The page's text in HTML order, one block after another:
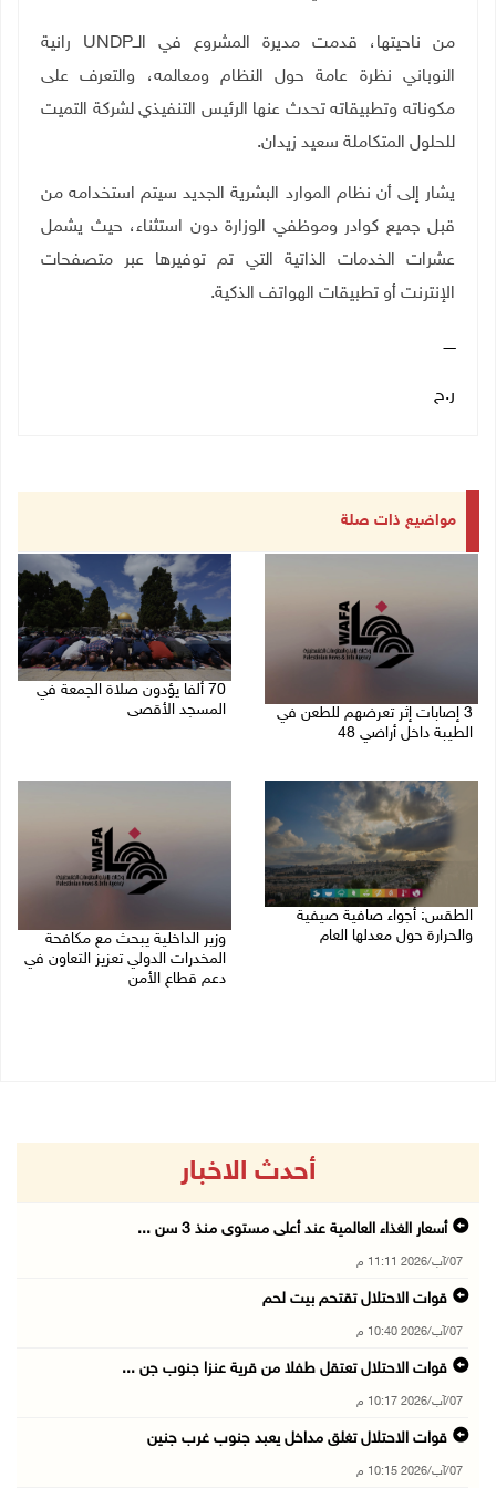
من ناحيتها، قدمت مديرة المشروع في الــUNDP رانية
النوباني نظرة عامة حول النظام ومعالمه، والتعرف على
مكوناته وتطبيقاته تحدث عنها الرئيس التنفيذي لشركة التميت
للحلول المتكاملة سعيد زيدان.
يشار إلى أن نظام الموارد البشرية الجديد سيتم استخدامه من
قبل جميع كوادر وموظفي الوزارة دون استثناء، حيث يشمل
عشرات الخدمات الذاتية التي تم توفيرها عبر متصفحات
الإنترنت أو تطبيقات الهواتف الذكية.
ـــــ
ر.ح
مواضيع ذات صلة
3 إصابات إثر تعرضهم للطعن في
الطيبة داخل أراضي 48
70 ألفا يؤدون صلاة الجمعة في
المسجد الأقصى
الطقس: أجواء صافية صيفية
والحرارة حول معدلها العام
وزير الداخلية يبحث مع مكافحة
المخدرات الدولي تعزيز التعاون في
دعم قطاع الأمن
أحدث الاخبار
أسعار الغذاء العالمية عند أعلى مستوى منذ 3 سن ...
07/آب/2026 11:11 م
قوات الاحتلال تقتحم بيت لحم
07/آب/2026 10:40 م
قوات الاحتلال تعتقل طفلا من قرية عنزا جنوب جن ...
07/آب/2026 10:17 م
قوات الاحتلال تغلق مداخل يعبد جنوب غرب جنين
07/آب/2026 10:15 م